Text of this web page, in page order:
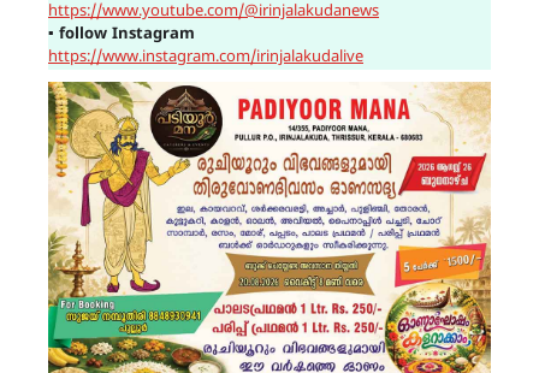
https://www.youtube.com/@irinjalakudanews
▪ follow Instagram
https://www.instagram.com/irinjalakudalive